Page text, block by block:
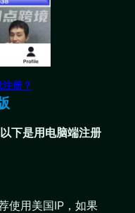
册？
以下是用电脑端注册
使用美国IP，如果